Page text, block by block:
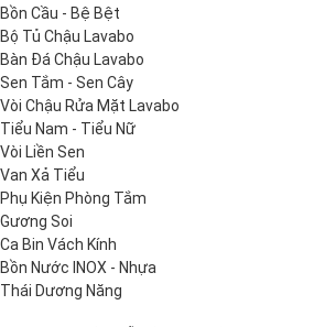
Bồn Cầu - Bệ Bệt
Bộ Tủ Chậu Lavabo
Bàn Đá Chậu Lavabo
Sen Tắm - Sen Cây
Vòi Chậu Rửa Mặt Lavabo
Tiểu Nam - Tiểu Nữ
Vòi Liền Sen
Van Xả Tiểu
Phụ Kiện Phòng Tắm
Gương Soi
Ca Bin Vách Kính
Bồn Nước INOX - Nhựa
Thái Dương Năng